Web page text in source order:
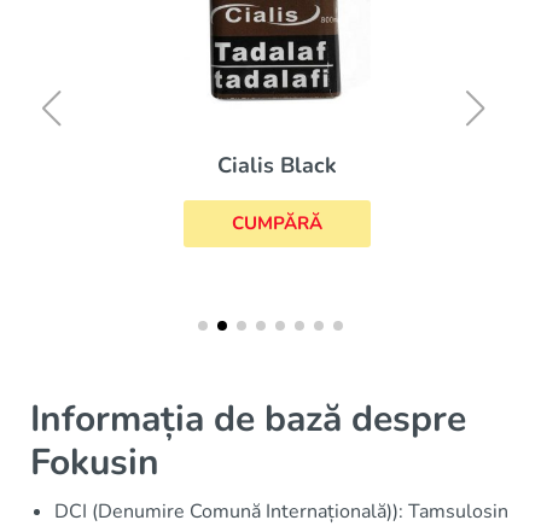
Cialis Black
CUMPĂRĂ
Informația de bază despre
Fokusin
DCI (Denumire Comună Internațională)): Tamsulosin